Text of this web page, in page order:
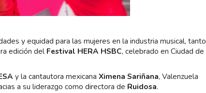
y equidad para las mujeres en la industria musical, tanto
edición del Festival HERA HSBC, celebrado en Ciudad de
y la cantautora mexicana Ximena Sariñana, Valenzuela
a su liderazgo como directora de Ruidosa.